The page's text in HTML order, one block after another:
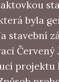
byla
stavební
Červený
projektu